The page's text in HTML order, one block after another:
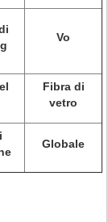
Vo
Fibra di
vetro
Globale